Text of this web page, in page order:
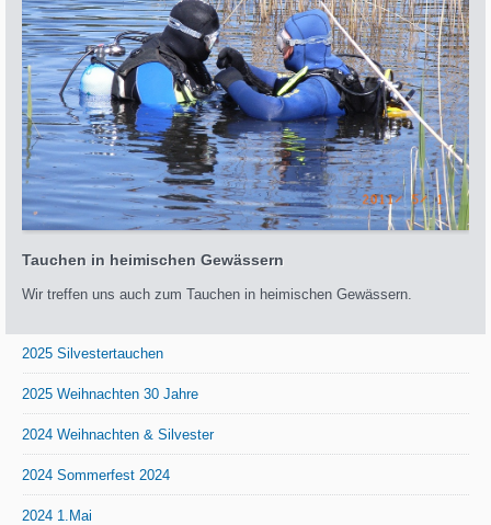
Tauchen in heimischen Gewässern
Wir treffen uns auch zum Tauchen in heimischen Gewässern.
2025 Silvestertauchen
2025 Weihnachten 30 Jahre
2024 Weihnachten & Silvester
2024 Sommerfest 2024
2024 1.Mai